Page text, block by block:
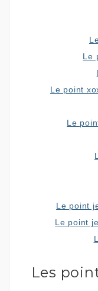
Le
Le point
Le
Le point
Le point
Les